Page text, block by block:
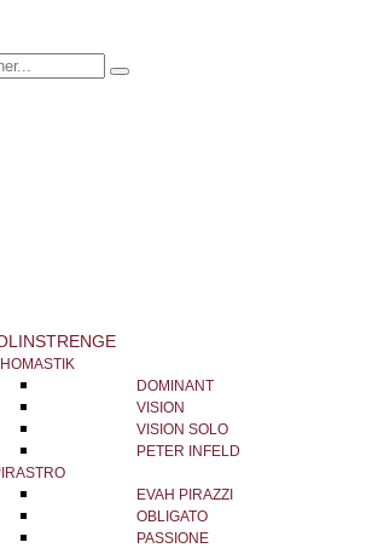
DOMINANT
VISION
VISION SOLO
PETER INFELD
EVAH PIRAZZI
OBLIGATO
PASSIONE